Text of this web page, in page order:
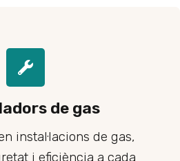
de gas
instal·lacions de gas,
i eficiència a cada